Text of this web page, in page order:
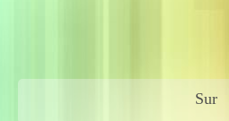
Sur